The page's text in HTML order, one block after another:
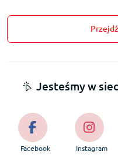
Jesteśmy w
Facebook Instagram